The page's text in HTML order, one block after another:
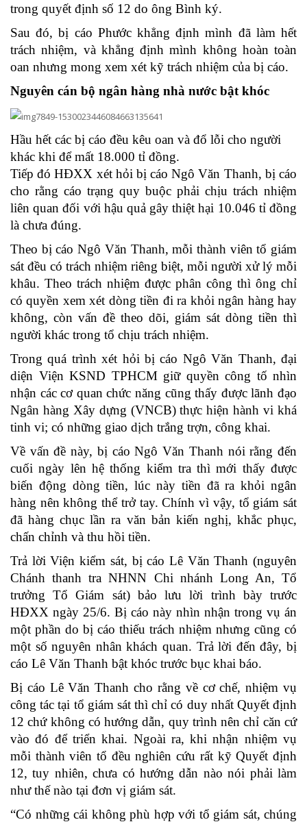
trong quyết định số 12 do ông Bình ký.
Sau đó, bị cáo Phước khẳng định mình đã làm hết
trách nhiệm, và khẳng định mình không hoàn toàn
oan nhưng mong xem xét kỹ trách nhiệm của bị cáo.
Nguyên cán bộ ngân hàng nhà nước bật khóc
Hầu hết các bị cáo đều kêu oan và đổ lỗi cho người
khác khi để mất 18.000 tỉ đồng.
Tiếp đó HĐXX xét hỏi bị cáo Ngô Văn Thanh, bị cáo
cho rằng cáo trạng quy buộc phải chịu trách nhiệm
liên quan đối với hậu quả gây thiệt hại 10.046 tỉ đồng
là chưa đúng.
Theo bị cáo Ngô Văn Thanh, mỗi thành viên tổ giám
sát đều có trách nhiệm riêng biệt, mỗi người xử lý mỗi
khâu. Theo trách nhiệm được phân công thì ông chỉ
có quyền xem xét dòng tiền đi ra khỏi ngân hàng hay
không, còn vấn đề theo dõi, giám sát dòng tiền thì
người khác trong tổ chịu trách nhiệm.
Trong quá trình xét hỏi bị cáo Ngô Văn Thanh, đại
diện Viện KSND TPHCM giữ quyền công tố nhìn
nhận các cơ quan chức năng cũng thấy được lãnh đạo
Ngân hàng Xây dựng (VNCB) thực hiện hành vi khá
tinh vi; có những giao dịch trắng trợn, công khai.
Về vấn đề này, bị cáo Ngô Văn Thanh nói rằng đến
cuối ngày lên hệ thống kiểm tra thì mới thấy được
biến động dòng tiền, lúc này tiền đã ra khỏi ngân
hàng nên không thể trở tay. Chính vì vậy, tổ giám sát
đã hàng chục lần ra văn bản kiến nghị, khắc phục,
chấn chỉnh và thu hồi tiền.
Trả lời Viện kiểm sát, bị cáo Lê Văn Thanh (nguyên
Chánh thanh tra NHNN Chi nhánh Long An, Tổ
trưởng Tổ Giám sát) bảo lưu lời trình bày trước
HĐXX ngày 25/6. Bị cáo này nhìn nhận trong vụ án
một phần do bị cáo thiếu trách nhiệm nhưng cũng có
một số nguyên nhân khách quan. Trả lời đến đây, bị
cáo Lê Văn Thanh bật khóc trước bục khai báo.
Bị cáo Lê Văn Thanh cho rằng về cơ chế, nhiệm vụ
công tác tại tổ giám sát thì chỉ có duy nhất Quyết định
12 chứ không có hướng dẫn, quy trình nên chỉ căn cứ
vào đó để triển khai. Ngoài ra, khi nhận nhiệm vụ
mỗi thành viên tổ đều nghiên cứu rất kỹ Quyết định
12, tuy nhiên, chưa có hướng dẫn nào nói phải làm
như thế nào tại đơn vị giám sát.
“Có những cái không phù hợp với tổ giám sát, chúng